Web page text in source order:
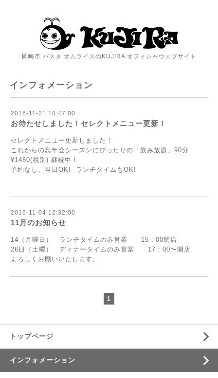
岡崎市 パスタ オムライスのKUJIRA オフィシャウェブサイト
インフォメーション
2016-11-21 10:47:00
お待たせしました！セレクトメニュー更新！
セレクトメニュー更新しました！
これからの忘年会シーズンにぴったりの「飲み放題」90分
¥1480(税別) 継続中！
予約なし、当日OK! ランチタイムもOK!
2016-11-04 12:32:00
11月のお知らせ
14（月曜日） ランチタイムのみ営業 15：00閉店
26日（土曜） ディナータイムのみ営業 17：00〜開店
よろしくお願いいたします。
1
トップページ
インフォメーション